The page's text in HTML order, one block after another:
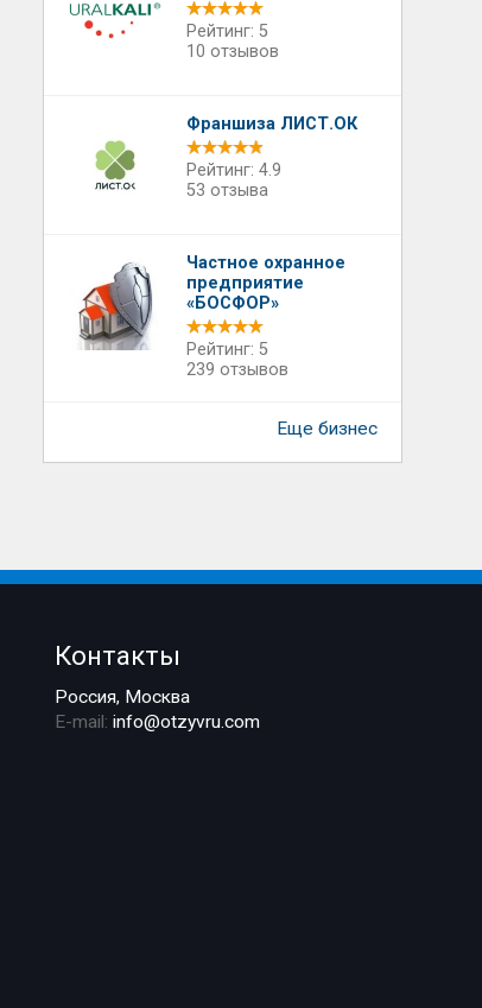
Рейтинг: 5
10 отзывов
Франшиза ЛИСТ.ОК
Рейтинг: 4.9
53 отзыва
Частное охранное
предприятие
«БОСФОР»
Рейтинг: 5
239 отзывов
Еще бизнес
Контакты
Россия, Москва
E-mail:info@otzyvru.com